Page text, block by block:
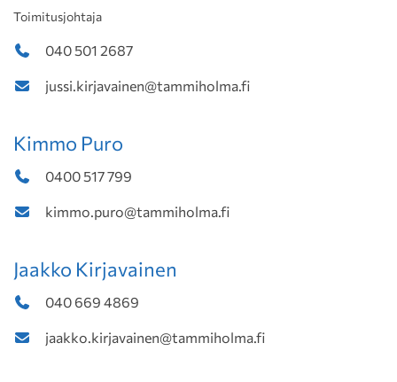
Toimitusjohtaja
040 501 2687
jussi.kirjavainen@tammiholma.fi
Kimmo Puro
0400 517 799
kimmo.puro@tammiholma.fi
Jaakko Kirjavainen
040 669 4869
jaakko.kirjavainen@tammiholma.fi